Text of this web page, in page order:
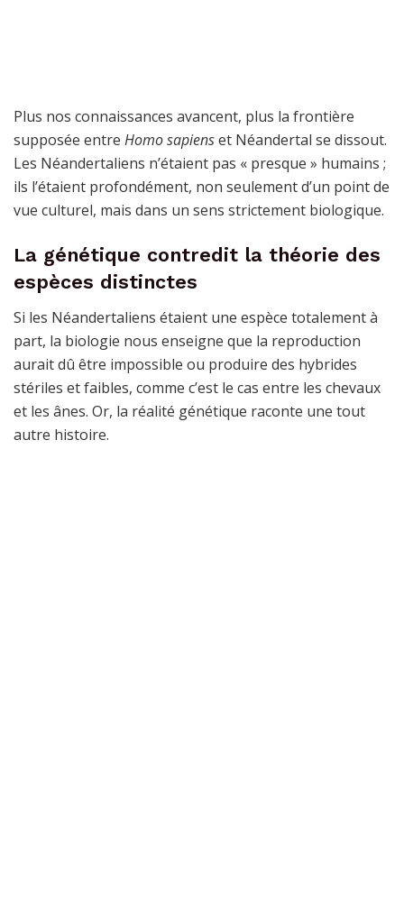
Plus nos connaissances avancent, plus la frontière
supposée entre Homo sapienset Néandertal se dissout.
Les Néandertaliens n’étaient pas « presque » humains ;
ils l’étaient profondément, non seulement d’un point de
vue culturel, mais dans un sens strictement biologique.
La génétique contredit la théorie des
espèces distinctes
Si les Néandertaliens étaient une espèce totalement à
part, la biologie nous enseigne que la reproduction
aurait dû être impossible ou produire des hybrides
stériles et faibles, comme c’est le cas entre les chevaux
et les ânes. Or, la réalité génétique raconte une tout
autre histoire.